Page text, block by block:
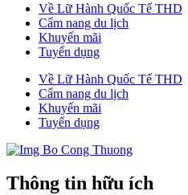
Về Lữ Hành Quốc Tế THD
Cẩm nang du lịch
Khuyến mãi
Tuyển dụng
Về Lữ Hành Quốc Tế THD
Cẩm nang du lịch
Khuyến mãi
Tuyển dụng
Thông tin hữu ích